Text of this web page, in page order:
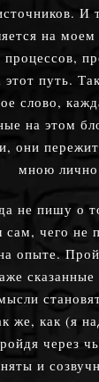
И
на моем
процессов,
этот путь.
слово,
на этом
они
мною
не пишу о
сам, чего не
опыте.
же, как (я
через
и